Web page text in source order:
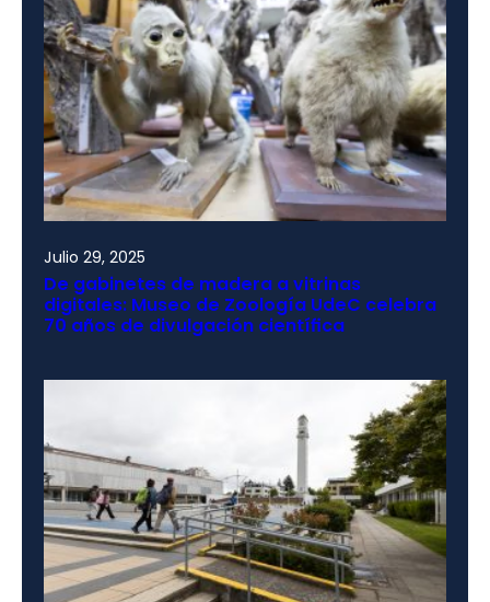
Julio 29, 2025
De gabinetes de madera a vitrinas
digitales: Museo de Zoología UdeC celebra
70 años de divulgación científica